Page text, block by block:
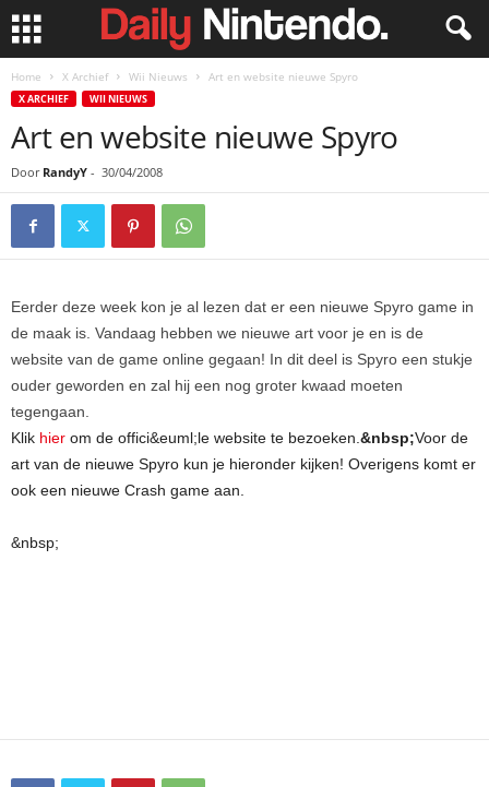
Home X Archief Wii Nieuws Art en website nieuwe Spyro
X ARCHIEF WII NIEUWS
Art en website nieuwe Spyro
Door RandyY - 30/04/2008
Eerder deze week kon je al lezen dat er een nieuwe Spyro game in
de maak is. Vandaag hebben we nieuwe art voor je en is de
website van de game online gegaan! In dit deel is Spyro een stukje
ouder geworden en zal hij een nog groter kwaad moeten
tegengaan.
Klik hier om de offici&euml;le website te bezoeken. &nbsp;Voor de
art van de nieuwe Spyro kun je hieronder kijken! Overigens komt er
ook een nieuwe Crash game aan.
&nbsp;